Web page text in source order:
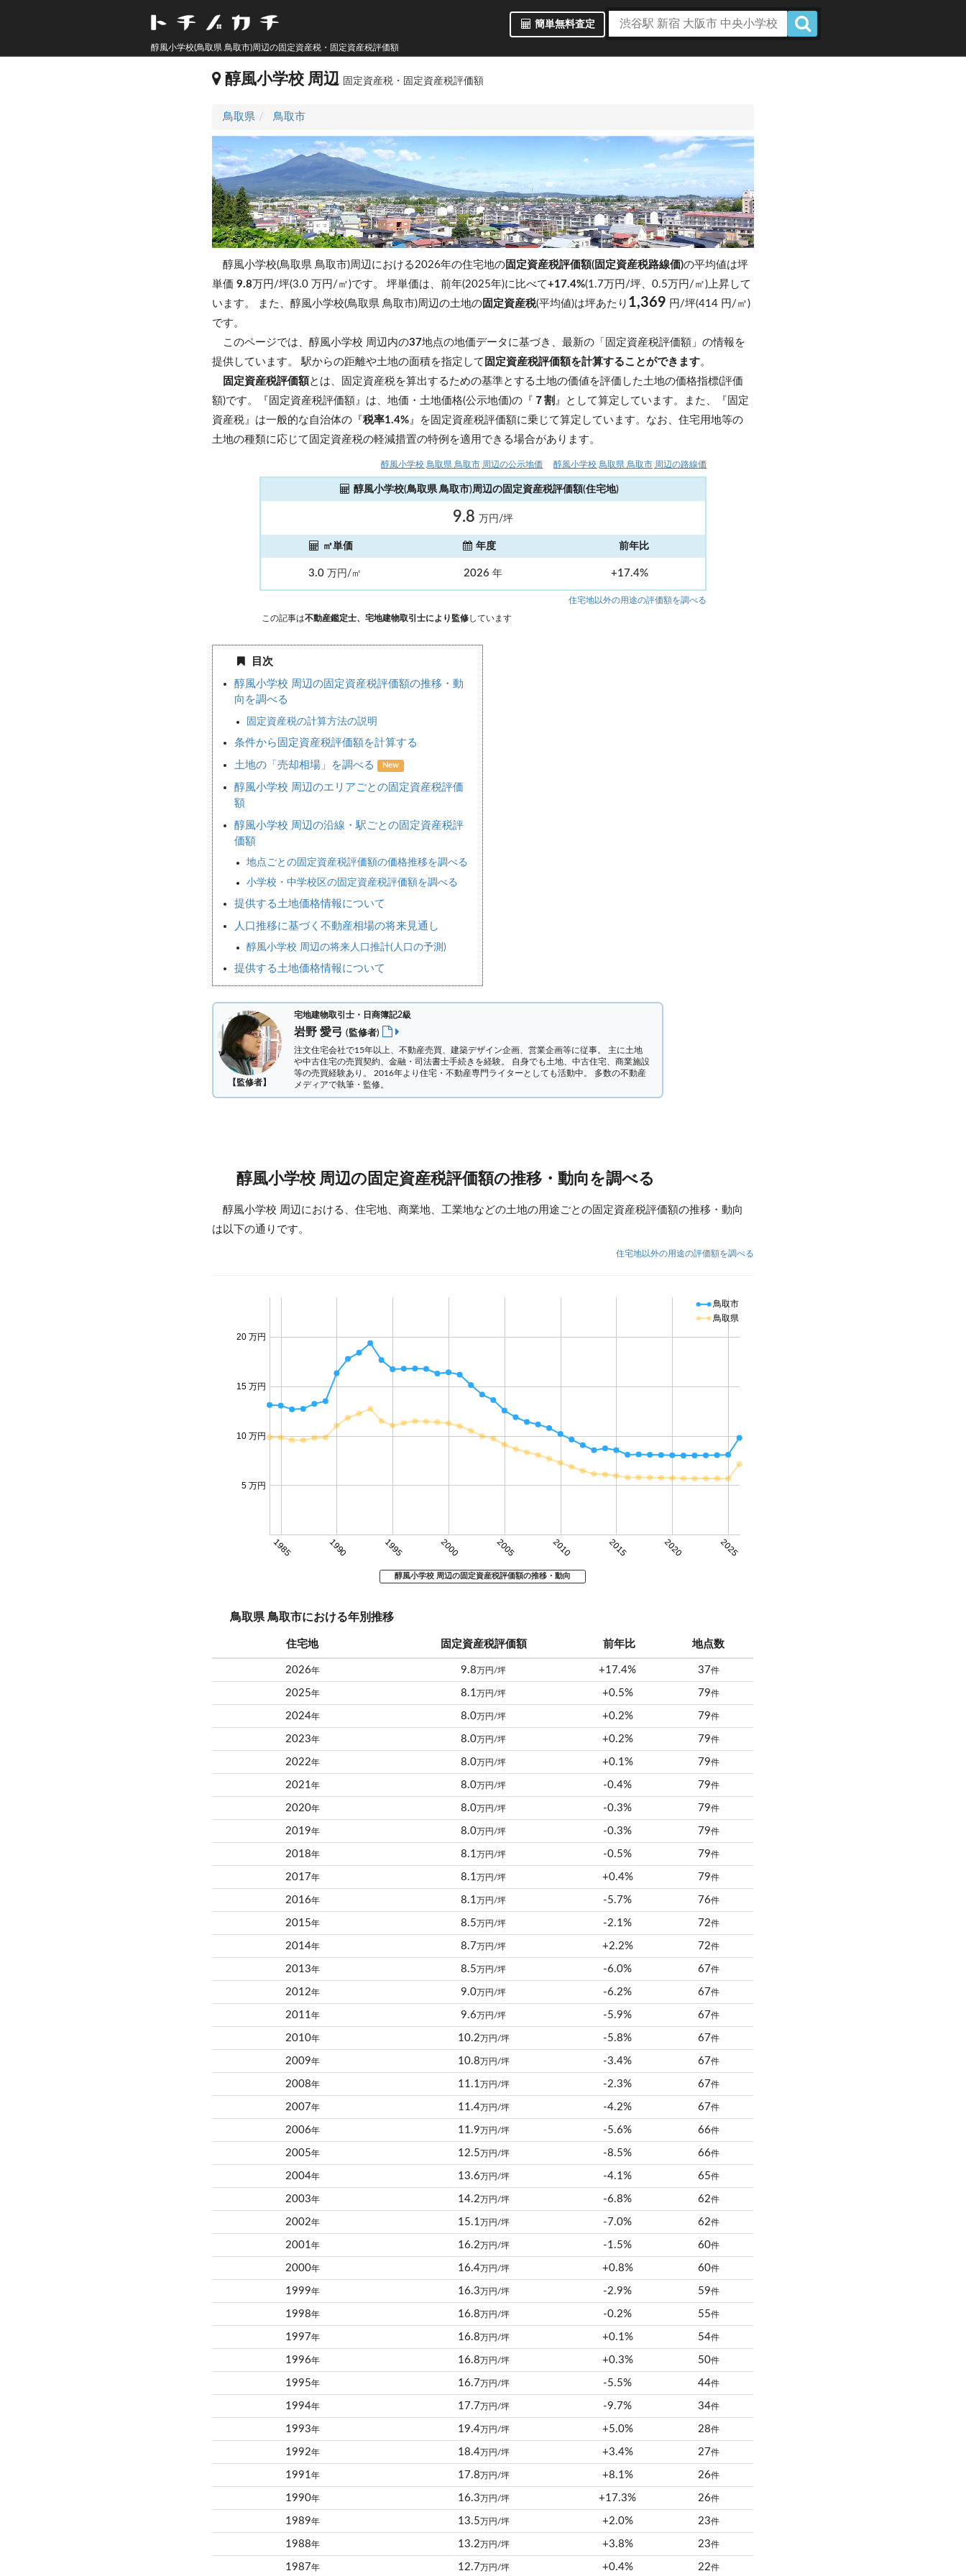
簡単無料査定
醇風小学校(鳥取県 鳥取市)周辺の固定資産税・固定資産税評価額
醇風小学校 周辺 固定資産税・固定資産税評価額
鳥取県 鳥取市
醇風小学校(鳥取県 鳥取市)周辺における2026年の住宅地の 固定資産税評価額(固定資産税路線価)の平均値は坪
単価9.8 万円/坪(3.0 万円/㎡)です。坪単価は、前年(2025年)に比べて+17.4%(1.7万円/坪、0.5万円/㎡)上昇して
います。
また、醇風小学校(鳥取県 鳥取市)周辺の土地の 固定資産税(平均値)は坪あたり 1,369 円/坪(414 円/㎡)
です。
このページでは、醇風小学校 周辺内の37地点の地価データに基づき、最新の「固定資産税評価額」の情報を
提供しています。 駅からの距離や土地の面積を指定して 固定資産税評価額を計算することができます。
固定資産税評価額 とは、固定資産税を算出するための基準とする土地の価値を評価した土地の価格指標(評価
額)です。『固定資産税評価額』は、地価・土地価格(公示地価)の『 ７割 』として算定しています。また、『固定
資産税』は一般的な自治体の『税率1.4%』を固定資産税評価額に乗じて算定しています。なお、住宅用地等の
土地の種類に応じて固定資産税の軽減措置の特例を適用できる場合があります。
醇風小学校(鳥取県 鳥取市)周辺の公示地価 醇風小学校(鳥取県 鳥取市)周辺の路線価
醇風小学校(鳥取県 鳥取市)周辺の固定資産税評価額(住宅地)
9.8 万円/坪
㎡単価 年度 前年比
3.0 万円/㎡ 2026 年 +17.4%
住宅地以外の用途の評価額を調べる
この記事は不動産鑑定士、宅地建物取引士により監修しています
目次
醇風小学校 周辺の固定資産税評価額の推移・動
向を調べる
固定資産税の計算方法の説明
条件から固定資産税評価額を計算する
土地の「売却相場」を調べる New
醇風小学校 周辺のエリアごとの固定資産税評価
額
醇風小学校 周辺の沿線・駅ごとの固定資産税評
価額
地点ごとの固定資産税評価額の価格推移を調べる
小学校・中学校区の固定資産税評価額を調べる
提供する土地価格情報について
人口推移に基づく不動産相場の将来見通し
醇風小学校 周辺の将来人口推計(人口の予測)
提供する土地価格情報について
【監修者】
宅地建物取引士・日商簿記2級
岩野 愛弓(監修者)
注文住宅会社で15年以上、不動産売買、建築デザイン企画、営業企画等に従事。 主に土地
や中古住宅の売買契約、金融・司法書士手続きを経験。 自身でも土地、中古住宅、商業施設
等の売買経験あり。 2016年より住宅・不動産専門ライターとしても活動中。 多数の不動産
メディアで執筆・監修。
醇風小学校 周辺の固定資産税評価額の推移・動向を調べる
醇風小学校 周辺における、住宅地、商業地、工業地などの土地の用途ごとの固定資産税評価額の推移・動向
は以下の通りです。
住宅地以外の用途の評価額を調べる
1985 1990 1995 2000 2005 2010 2015 2020 2025
5 万円
10 万円
15 万円
20 万円
鳥取市
鳥取県
醇風小学校 周辺の固定資産税評価額の推移・動向
鳥取県 鳥取市における年別推移
住宅地 固定資産税評価額 前年比 地点数
2026年 9.8 万円/坪 +17.4% 37件
2025年 8.1 万円/坪 +0.5% 79件
2024年 8.0 万円/坪 +0.2% 79件
2023年 8.0 万円/坪 +0.2% 79件
2022年 8.0 万円/坪 +0.1% 79件
2021年 8.0 万円/坪 -0.4% 79件
2020年 8.0 万円/坪 -0.3% 79件
2019年 8.0 万円/坪 -0.3% 79件
2018年 8.1 万円/坪 -0.5% 79件
2017年 8.1 万円/坪 +0.4% 79件
2016年 8.1 万円/坪 -5.7% 76件
2015年 8.5 万円/坪 -2.1% 72件
2014年 8.7 万円/坪 +2.2% 72件
2013年 8.5 万円/坪 -6.0% 67件
2012年 9.0 万円/坪 -6.2% 67件
2011年 9.6 万円/坪 -5.9% 67件
2010年 10.2 万円/坪 -5.8% 67件
2009年 10.8 万円/坪 -3.4% 67件
2008年 11.1 万円/坪 -2.3% 67件
2007年 11.4万円/坪 -4.2% 67件
2006年 11.9 万円/坪 -5.6% 66件
2005年 12.5 万円/坪 -8.5% 66件
2004年 13.6 万円/坪 -4.1% 65件
2003年 14.2 万円/坪 -6.8% 62件
2002年 15.1 万円/坪 -7.0% 62件
2001年 16.2 万円/坪 -1.5% 60件
2000年 16.4万円/坪 +0.8% 60件
1999年 16.3 万円/坪 -2.9% 59件
1998年 16.8 万円/坪 -0.2% 55件
1997年 16.8 万円/坪 +0.1% 54件
1996年 16.8 万円/坪 +0.3% 50件
1995年 16.7 万円/坪 -5.5% 44件
1994年 17.7 万円/坪 -9.7% 34件
1993年 19.4万円/坪 +5.0% 28件
1992年 18.4万円/坪 +3.4% 27件
1991年 17.8 万円/坪 +8.1% 26件
1990年 16.3 万円/坪 +17.3% 26件
1989年 13.5 万円/坪 +2.0% 23件
1988年 13.2 万円/坪 +3.8% 23件
1987年 12.7 万円/坪 +0.4% 22件